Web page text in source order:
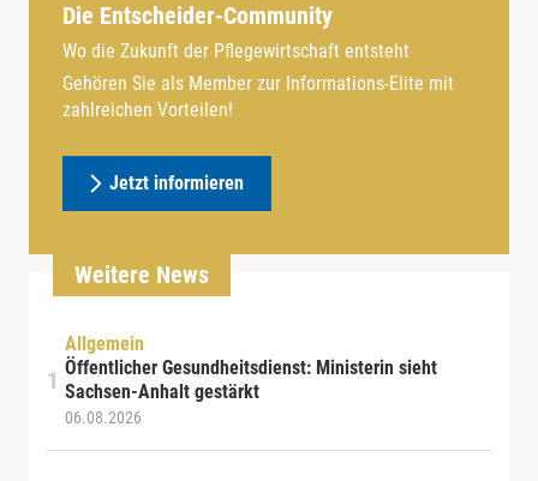
Die Entscheider-Community
Wo die Zukunft der Pflegewirtschaft entsteht
Gehören Sie als Member zur Informations-Elite mit
zahlreichen Vorteilen!
Jetzt informieren
Weitere News
Allgemein
Öffentlicher Gesundheitsdienst: Ministerin sieht
Sachsen-Anhalt gestärkt
06.08.2026